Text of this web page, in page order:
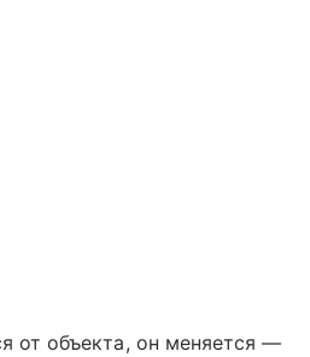
от объекта, он меняется —